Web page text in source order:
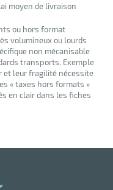
moyen de livraison
ou hors format
volumineux ou lourds
non mécanisable
transports. Exemple
et leur fragilité nécessite
« taxes hors formats »
en clair dans les fiches